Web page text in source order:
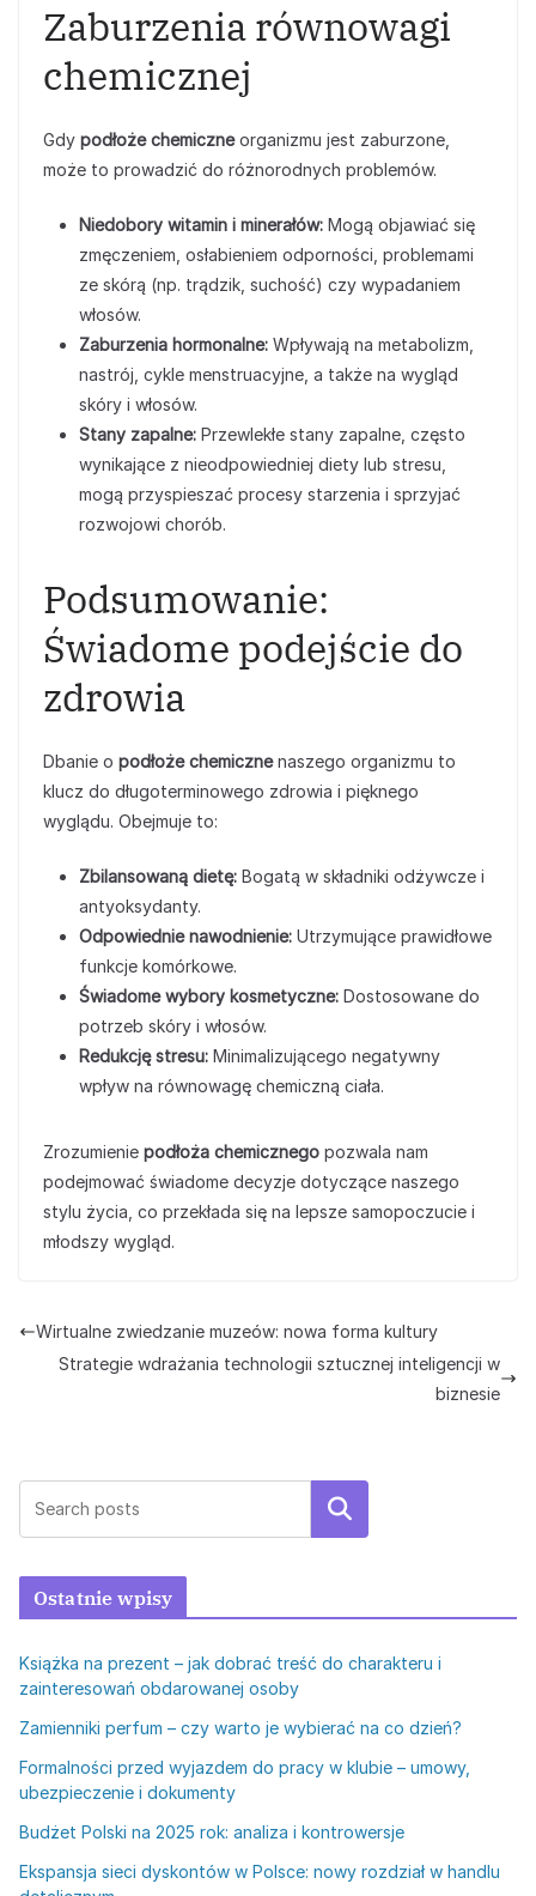
Zaburzenia równowagi
chemicznej
Gdy podłoże chemiczneorganizmu jest zaburzone,
może to prowadzić do różnorodnych problemów.
Niedobory witamin i minerałów: Mogą objawiać się
zmęczeniem, osłabieniem odporności, problemami
ze skórą (np. trądzik, suchość) czy wypadaniem
włosów.
Zaburzenia hormonalne: Wpływają na metabolizm,
nastrój, cykle menstruacyjne, a także na wygląd
skóry i włosów.
Stany zapalne: Przewlekłe stany zapalne, często
wynikające z nieodpowiedniej diety lub stresu,
mogą przyspieszać procesy starzenia i sprzyjać
rozwojowi chorób.
Podsumowanie:
Świadome podejście do
zdrowia
Dbanie o podłoże chemicznenaszego organizmu to
klucz do długoterminowego zdrowia i pięknego
wyglądu. Obejmuje to:
Zbilansowaną dietę: Bogatą w składniki odżywcze i
antyoksydanty.
Odpowiednie nawodnienie: Utrzymujące prawidłowe
funkcje komórkowe.
Świadome wybory kosmetyczne: Dostosowane do
potrzeb skóry i włosów.
Redukcję stresu: Minimalizującego negatywny
wpływ na równowagę chemiczną ciała.
Zrozumienie podłoża chemicznego pozwala nam
podejmować świadome decyzje dotyczące naszego
stylu życia, co przekłada się na lepsze samopoczucie i
młodszy wygląd.
Wirtualne zwiedzanie muzeów: nowa forma kultury
Strategie wdrażania technologii sztucznej inteligencji w
biznesie
Szukaj
Ostatnie wpisy
Książka na prezent – jak dobrać treść do charakteru i
zainteresowań obdarowanej osoby
Zamienniki perfum – czy warto je wybierać na co dzień?
Formalności przed wyjazdem do pracy w klubie – umowy,
ubezpieczenie i dokumenty
Budżet Polski na 2025 rok: analiza i kontrowersje
Ekspansja sieci dyskontów w Polsce: nowy rozdział w handlu